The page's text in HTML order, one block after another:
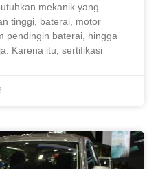
mekanik yang
tinggi, baterai, motor
pendingin baterai, hingga
Karena itu, sertifikasi